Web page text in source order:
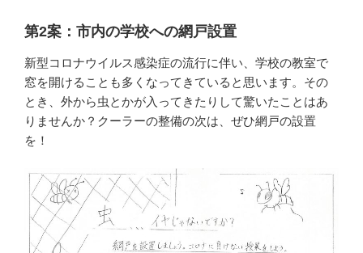
第2案：市内の学校への網戸設置
新型コロナウイルス感染症の流行に伴い、学校の教室で
窓を開けることも多くなってきていると思います。その
とき、外から虫とかが入ってきたりして驚いたことはあ
りませんか？クーラーの整備の次は、ぜひ網戸の設置
を！